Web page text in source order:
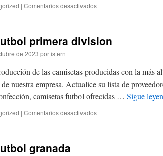
| Comentarios desactivadosen
primera division
de 2023 poristern
de las camisetas producidas con la más
nuestra empresa. Actualice su lista de
camisetas futbol ofrecidas … Sigue
| Comentarios desactivadosen
granada